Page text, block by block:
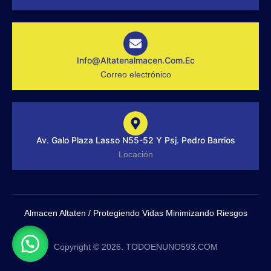
r
a
-
1
-
i
g
Info@altatenalmacen.com.ec
Correo electrónico
Av. Galo Plaza Lasso N55-52 Y Psj. Pedro Barrios
Locación
Almacen Altaten / Protegiendo Vidas Minimizando Riesgos
Copyright © 2026. TODOENUNO593.COM